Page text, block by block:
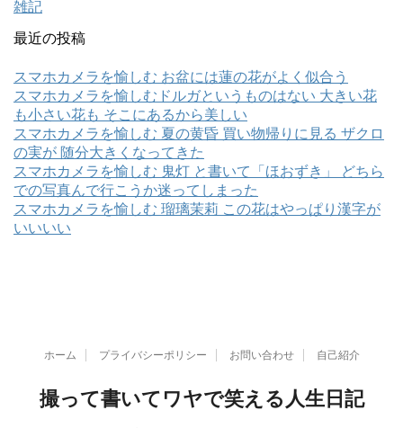
雑記
最近の投稿
スマホカメラを愉しむ お盆には蓮の花がよく似合う
スマホカメラを愉しむドルガというものはない 大きい花
も小さい花も そこにあるから美しい
スマホカメラを愉しむ 夏の黄昏 買い物帰りに見る ザクロ
の実が 随分大きくなってきた
スマホカメラを愉しむ 鬼灯 と書いて「ほおずき」 どちら
での写真んで行こうか迷ってしまった
スマホカメラを愉しむ 瑠璃茉莉 この花はやっぱり漢字が
いいいい
ホーム プライバシーポリシー お問い合わせ 自己紹介
撮って書いてワヤで笑える人生日記